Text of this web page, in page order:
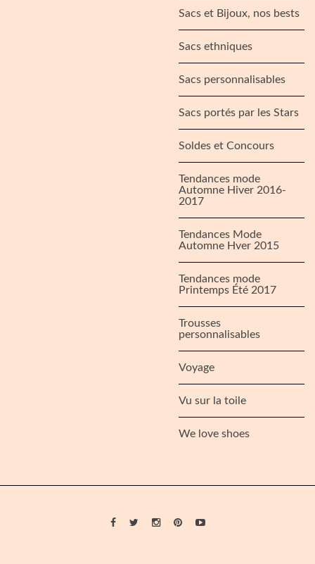
Sacs et Bijoux, nos bests
Sacs ethniques
Sacs personnalisables
Sacs portés par les Stars
Soldes et Concours
Tendances mode
Automne Hiver 2016-
2017
Tendances Mode
Automne Hver 2015
Tendances mode
Printemps Été 2017
Trousses
personnalisables
Voyage
Vu sur la toile
We love shoes